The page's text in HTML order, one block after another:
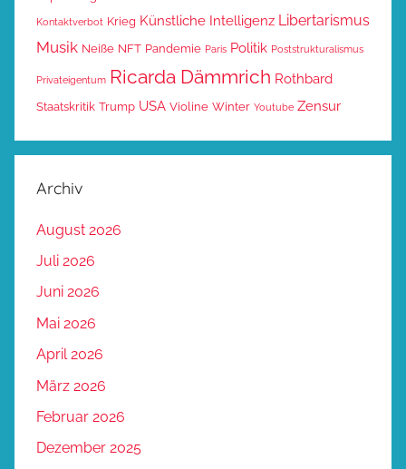
Kontaktverbot Krieg Künstliche Intelligenz Libertarismus
Musik Neiße NFT Pandemie Paris Politik Poststrukturalismus
Privateigentum Ricarda Dämmrich Rothbard
Staatskritik Trump USA Violine Winter Youtube Zensur
Archiv
August 2026
Juli 2026
Juni 2026
Mai 2026
April 2026
März 2026
Februar 2026
Dezember 2025